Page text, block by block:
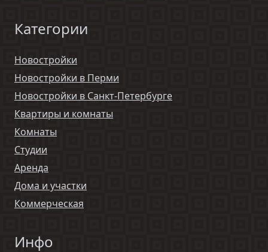
Категории
Новостройки
Новостройки в Перми
Новостройки в Санкт-Петербурге
Квартиры и комнаты
Комнаты
Студии
Аренда
Дома и участки
Коммерческая
Инфо